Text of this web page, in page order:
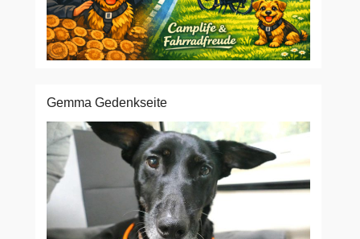
Gemma Gedenkseite